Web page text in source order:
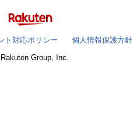
ト対応ポリシー
個人情報保護方針
Group, Inc.